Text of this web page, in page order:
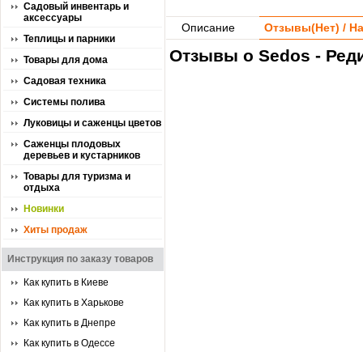
Садовый инвентарь и
аксессуары
Теплицы и парники
Товары для дома
Садовая техника
Системы полива
Луковицы и саженцы цветов
Саженцы плодовых
деревьев и кустарников
Товары для туризма и
отдыха
Новинки
Хиты продаж
Инструкция по заказу товаров
Как купить в Киеве
Как купить в Харькове
Как купить в Днепре
Как купить в Одессе
Описание Отзывы(Нет) /
Отзывы о Sedos -